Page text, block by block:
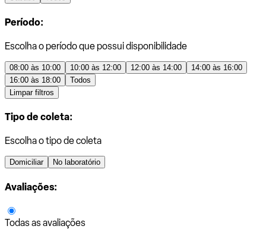
Período:
Escolha o período que possui disponibilidade
08:00 às 10:00 10:00 às 12:00 12:00 às 14:00
14:00 às 16:00
16:00 às 18:00
Todos
Limpar filtros
Tipo de coleta:
Escolha o tipo de coleta
Domiciliar No laboratório
Avaliações:
Todas as avaliações